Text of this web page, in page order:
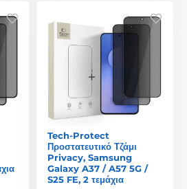
Tech-Protect
Προστατευτικό Τζάμι
Privacy, Samsung
Galaxy A37 / A57 5G /
S25 FE, 2 τεμάχια